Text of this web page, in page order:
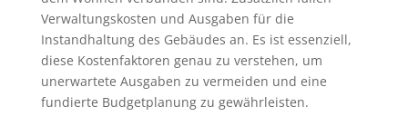
Verwaltungskosten und Ausgaben für die
Instandhaltung des Gebäudes an. Es ist essenziell,
diese Kostenfaktoren genau zu verstehen, um
unerwartete Ausgaben zu vermeiden und eine
fundierte Budgetplanung zu gewährleisten.